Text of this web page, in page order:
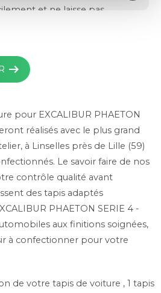
et ne laisse pas
votre moquette d'origine.
en cas d'intempéries et
notre usine de Linselles
Plastic TPR
inclus si prévus à l'origine
pour la ganse de pourtour.
arrow_right_alt
pour EXCALIBUR PHAETON
réalisés avec le plus grand
à Linselles près de Lille (59)
Le savoir faire de nos
contrôle qualité avant
des tapis adaptés
PHAETON SERIE 4 -
aux finitions soignées,
à confectionner pour votre
de votre tapis de voiture , 1 tapis